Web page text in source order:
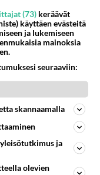
Kommentoi
Kommentoi
(73) keräävät
käyttäen evästeitä
ja lukemiseen
mainoksia
seuraaviin:
skannaamalla
ja
olevien